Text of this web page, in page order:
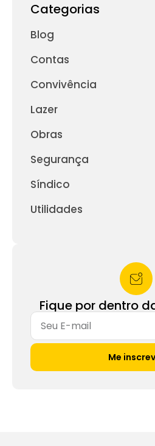
Categorias
Blog
Contas
Convivência
Lazer
Obras
Segurança
Síndico
Utilidades
Fique por dentro
Me